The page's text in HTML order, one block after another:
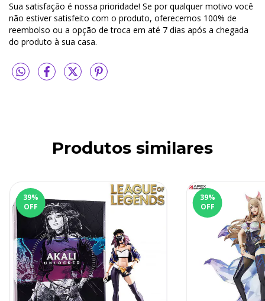
Sua satisfação é nossa prioridade! Se por qualquer motivo você
não estiver satisfeito com o produto, oferecemos 100% de
reembolso ou a opção de troca em até 7 dias após a chegada
do produto à sua casa.
Produtos similares
39%
OFF
39%
OFF